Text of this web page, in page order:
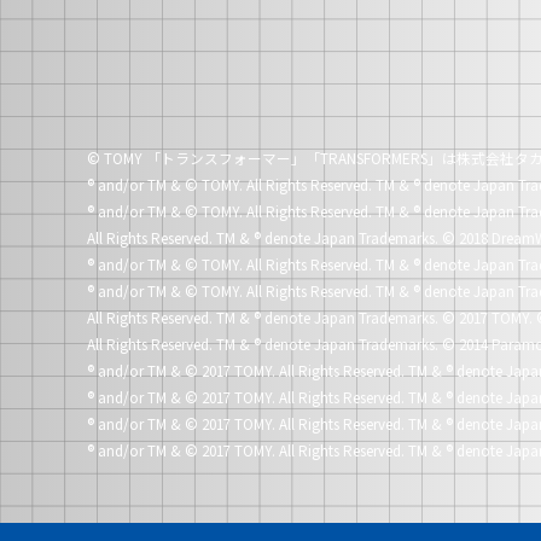
© TOMY 「トランスフォーマー」「TRANSFORMERS」は株式会社タ
®and/or TM & © TOMY. All Rights Reserved. TM &®denote Japan
®and/or TM & © TOMY. All Rights Reserved. TM &®denote Japan
All Rights Reserved. TM & ® denote Japan Trademarks. © 2018
® and/or TM & © TOMY. All Rights Reserved. TM & ® denote Japan
® and/or TM & © TOMY. All Rights Reserved. TM & ® denote Japan
All Rights Reserved. TM &®denote Japan Trademarks.© 2017
All Rights Reserved. TM &®denote Japan Trademarks.© 2014
® and/or TM & © 2017 TOMY. All Rights Reserved. TM & ® denote
® and/or TM & © 2017 TOMY. All Rights Reserved. TM & ® denote
® and/or TM & © 2017 TOMY. All Rights Reserved. TM & ® denote
® and/or TM & © 2017 TOMY. All Rights Reserved. TM & ® denote